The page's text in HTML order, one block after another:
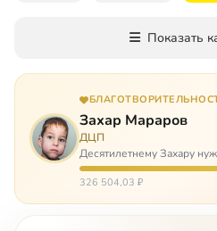
Показать
Захар Мараров
ДЦП
Десятилетнему Захару
старая сломалась. А без
просто выходить из
326 504,03 ₽